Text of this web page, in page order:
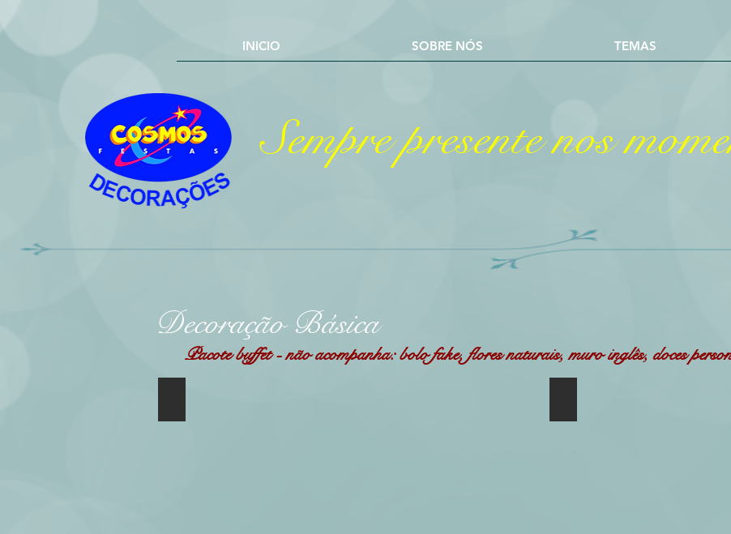
INICIO SOBRE NÓS TEMAS
Sempre presente nos
Decoração Básica
Pacote buffet - não acompanha: bolo fake, flores naturais, muro inglês, doces